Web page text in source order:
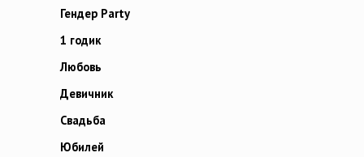
Гендер Party
1 годик
Любовь
Девичник
Свадьба
Юбилей